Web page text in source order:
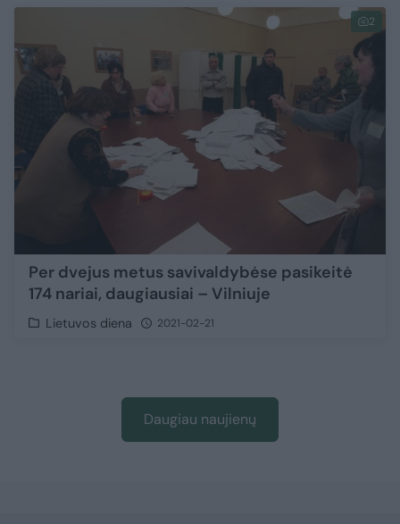
2
Per dvejus metus savivaldybėse pasikeitė
174 nariai, daugiausiai – Vilniuje
Lietuvos diena 2021-02-21
Daugiau naujienų